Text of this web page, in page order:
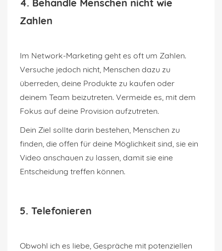
4. Behandle Menschen nicht wie
Zahlen
Im Network-Marketing geht es oft um Zahlen.
Versuche jedoch nicht, Menschen dazu zu
überreden, deine Produkte zu kaufen oder
deinem Team beizutreten. Vermeide es, mit dem
Fokus auf deine Provision aufzutreten.
Dein Ziel sollte darin bestehen, Menschen zu
finden, die offen für deine Möglichkeit sind, sie ein
Video anschauen zu lassen, damit sie eine
Entscheidung treffen können.
5. Telefonieren
Obwohl ich es liebe, Gespräche mit potenziellen